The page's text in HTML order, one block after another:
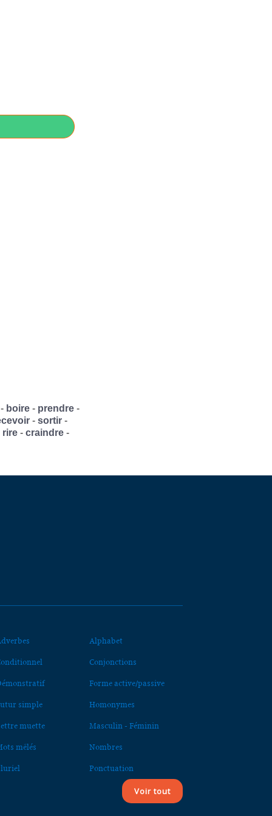
boire- prendre-
- sortir-
rire- craindre-
Alphabet
Conjonctions
Forme active/passive
simple Homonymes
muette Masculin - Féminin
mêlés Nombres
Ponctuation
Voir tout